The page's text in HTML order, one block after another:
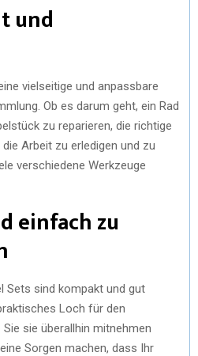
und
vielseitige und anpassbare
Ob es darum geht, ein Rad
zu reparieren, die richtige
Arbeit zu erledigen und zu
verschiedene Werkzeuge
einfach zu
Sets sind kompakt und gut
Loch für den
sie überallhin mitnehmen
Sorgen machen, dass Ihr